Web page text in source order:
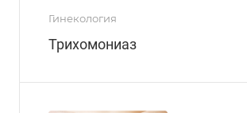
Гинекология
Трихомониаз